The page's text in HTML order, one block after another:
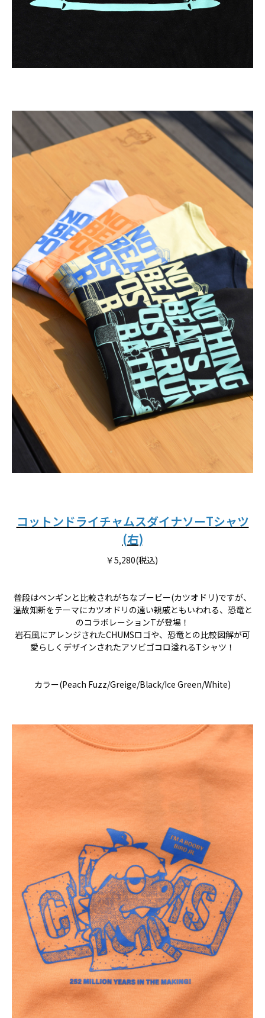
コットンドライチャムスダイナソーTシャツ
(右)
￥5,280(税込)
普段はペンギンと比較されがちなブービー(カツオドリ)ですが、
温故知新をテーマにカツオドリの遠い親戚ともいわれる、恐竜と
のコラボレーションTが登場！
岩石風にアレンジされたCHUMSロゴや、恐竜との比較図解が可
愛らしくデザインされたアソビゴコロ溢れるTシャツ！
カラー(Peach Fuzz/Greige/Black/Ice Green/White)